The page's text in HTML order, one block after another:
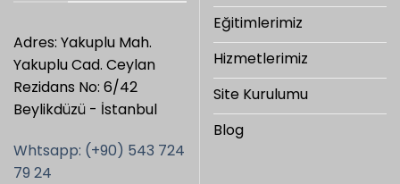
Adres: Yakuplu Mah.
Yakuplu Cad. Ceylan
Rezidans No: 6/42
Beylikdüzü - İstanbul
Whtsapp: (+90) 543 724
79 24
Eğitimlerimiz
Hizmetlerimiz
Site Kurulumu
Blog